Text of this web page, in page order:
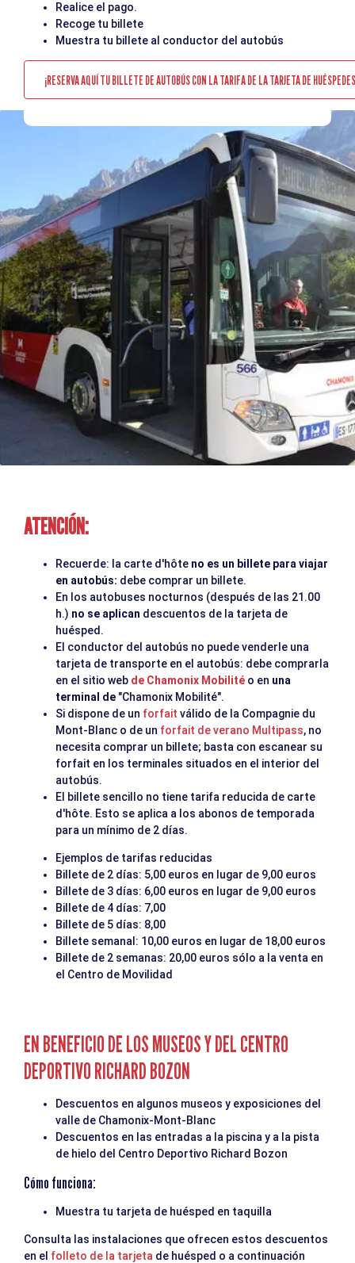
Realice el pago.
Recoge tu billete
Muestra tu billete al conductor del autobús
¡RESERVA AQUÍ TU BILLETE DE AUTOBÚS CON LA TARIFA DE LA TARJETA DE
ATENCIÓN:
Recuerde: la carte d'hôte no es un billete para viajar
en autobús: debe comprar un billete.
En los autobuses nocturnos (después de las 21.00
h.) no se aplican descuentos de la tarjeta de
huésped.
El conductor del autobús no puede venderle una
tarjeta de transporte en el autobús: debe comprarla
en el sitio web de Chamonix Mobilité o en una
terminal de "Chamonix Mobilité".
Si dispone de un forfait válido de la Compagnie du
Mont-Blanc o de un forfait de verano Multipass, no
necesita comprar un billete; basta con escanear su
forfait en los terminales situados en el interior del
autobús.
El billete sencillo no tiene tarifa reducida de carte
d'hôte. Esto se aplica a los abonos de temporada
para un mínimo de 2 días.
Ejemplos de tarifas reducidas
Billete de 2 días: 5,00 euros en lugar de 9,00 euros
Billete de 3 días: 6,00 euros en lugar de 9,00 euros
Billete de 4 días: 7,00
Billete de 5 días: 8,00
Billete semanal: 10,00 euros en lugar de 18,00 euros
Billete de 2 semanas: 20,00 euros sólo a la venta en
el Centro de Movilidad
EN BENEFICIO DE LOS MUSEOS Y DEL CENTRO
DEPORTIVO RICHARD BOZON
Descuentos en algunos museos y exposiciones del
valle de Chamonix-Mont-Blanc
Descuentos en las entradas a la piscina y a la pista
de hielo del Centro Deportivo Richard Bozon
Cómo funciona:
Muestra tu tarjeta de huésped en taquilla
Consulta las instalaciones que ofrecen estos descuentos
en el folleto de la tarjeta de huésped o a continuación